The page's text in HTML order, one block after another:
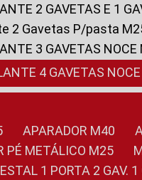
2 GAVETAS E 1
2 Gavetas P/pasta
3 GAVETAS
4 GAVETAS
APARADOR M40
PÉ METÁLICO M25
1 PORTA 2 GAV.